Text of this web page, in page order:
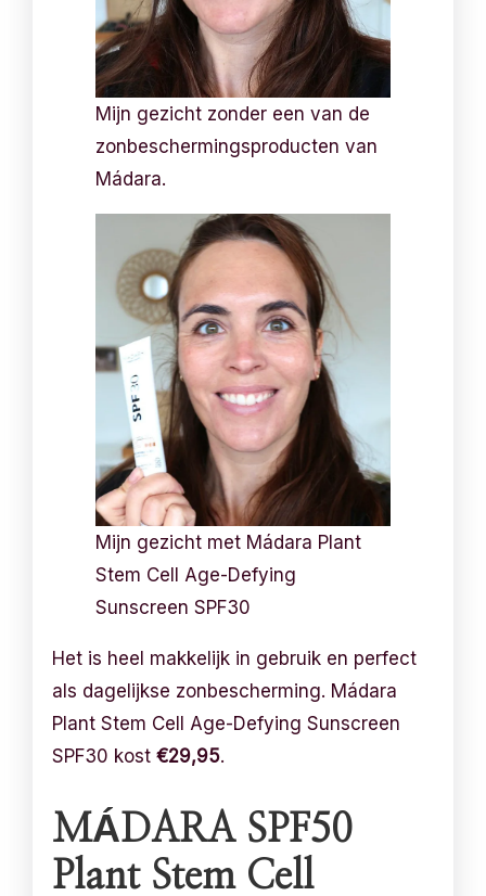
Mijn gezicht zonder een van de
zonbeschermingsproducten van
Mádara.
Mijn gezicht met Mádara Plant
Stem Cell Age-Defying
Sunscreen SPF30
Het is heel makkelijk in gebruik en perfect
als dagelijkse zonbescherming. Mádara
Plant Stem Cell Age-Defying Sunscreen
SPF30 kost€29,95.
MÁDARA SPF50
Plant Stem Cell